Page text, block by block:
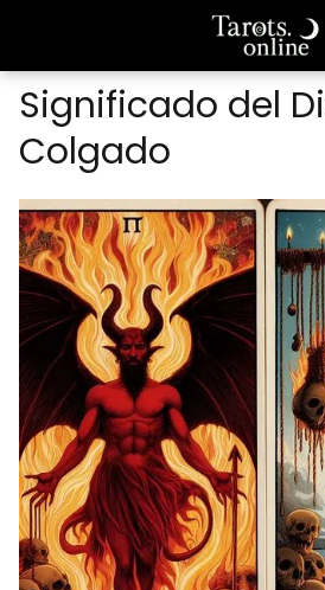
Significado del
Colgado